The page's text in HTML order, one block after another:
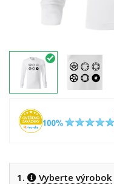
1. Vyberte výrobok